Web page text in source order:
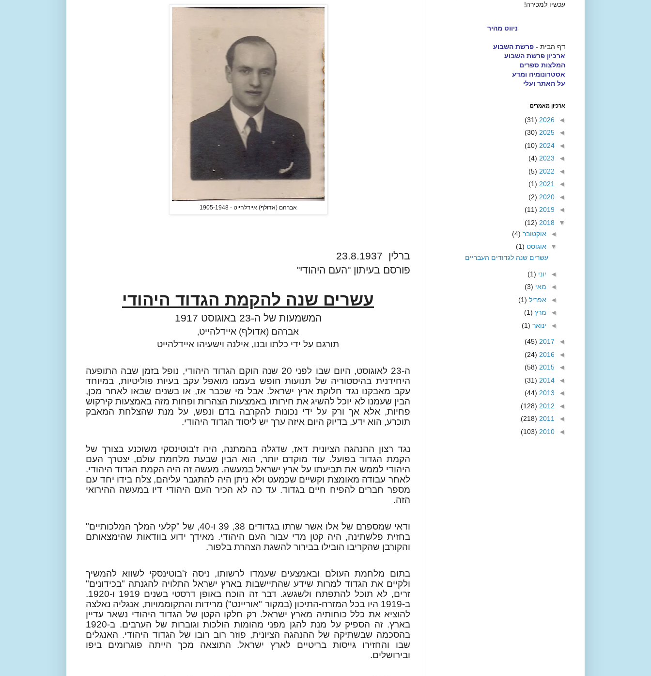
אברהם (אדולף) איידלהייט - 1905-1948
ברלין 23.8.1937
פורסם בעיתון "העם היהודי"
עשרים שנה להקמת הגדוד היהודי
המשמעות של ה-23 באוגוסט 1917
אברהם (אדולף) איידלהייט,
תורגם על ידי כלתו ובנו, אילנה וישעיהו איידלהייט
ה-23 לאוגוסט, היום שבו לפני 20 שנה הוקם הגדוד היהודי, נופל בזמן שבה התופעה
היחידנית בהיסטוריה של תנועות חופש בעמנו מואפל עקב בעיות פוליטיות, במיוחד
עקב מאבקנו נגד חלוקת ארץ ישראל. אבל מי שכבר אז, או בשנים שבאו לאחר מכן,
הבין שעמנו לא יוכל להשיג את חירותו באמצעות הצהרות ופחות מזה באמצעות קירקוש
פחיות, אלא אך ורק על ידי נכונות להקרבה בדם ונפש, על מנת שהצלחת המאבק
תוכרע, הוא ידע, בדיוק היום איזה ערך יש ליסוד הגדוד היהודי.
נגד רצון ההנהגה הציונית דאז, שדגלה בהמתנה, היה ז'בוטינסקי משוכנע בצורך של
הקמת הגדוד בפועל. עוד מוקדם יותר, הוא הבין שבעת מלחמת עולם, יצטרך העם
היהודי לממש את תביעתו על ארץ ישראל במעשה. מעשה זה היה הקמת הגדוד היהודי.
לאחר עבודה מאומצת וקשיים שכמעט ולא ניתן היה להתגבר עליהם, צלח בידו יחד עם
מספר חברים להפיח חיים בגדוד. עד כה לא הכיר העם היהודי דיו במעשה ההירואי
הזה.
ודאי שמספרם של אלו אשר שרתו בגדודים 38, 39 ו-40, של "קלעי המלך המלכותיים"
בחזית פלשתינה, היה קטן מדי עבור העם היהודי. מאידך ידוע בוודאות שהימצאותם
והקורבן שהקריבו הובילו בבירור להשגת הצהרת בלפור.
בתום מלחמת העולם ובאמצעים שעמדו לרשותו, ניסה ז'בוטינסקי לשווא להמשיך
ולקיים את הגדוד למרות שידע שהתיישבות בארץ ישראל התלויה להגנתה "בכידונים"
זרים, לא תוכל להתפתח ולשגשג. דבר זה הוכח באופן דרסטי בשנים 1919 ו-1920.
ב-1919 היו בכל המזרח-התיכון (במקור "אוריינט") מרידות והתקוממויות, אנגליה נאלצה
להוציא את כלל כוחותיה מארץ ישראל. רק חלקו הקטן של הגדוד היהודי נשאר עדיין
בארץ. זה הספיק על מנת להגן מפני מהומות הולכות וגוברות של הערבים. ב-1920
בהסכמה שבשתיקה של ההנהגה הציונית, פוזר רוב רובו של הגדוד היהודי. האנגלים
שבו והחזירו גייסות בריטיים לארץ ישראל. התוצאה מכך הייתה פוגרומים ביפו
ובירושלים.
עכשיו למכירה!
ניווט מהיר
דף הבית - פרשת השבוע
ארכיון פרשת השבוע
המלצות ספרים
אסטרונומיה ומדע
על האתר ועלי
ארכיון מאמרים
◄
2026
(31)
◄
2025
(30)
◄
2024
(10)
◄
2023
(4)
◄
2022
(5)
◄
2021
(1)
◄
2020
(2)
◄
2019
(11)
▼
2018
(12)
◄ אוקטובר (4)
▼ אוגוסט (1)
עשרים שנה לגדודים העבריים
◄ יוני (1)
◄ מאי (3)
◄ אפריל (1)
◄ מרץ (1)
◄ ינואר (1)
◄
2017
(45)
◄
2016
(24)
◄
2015
(58)
◄
2014
(31)
◄
2013
(44)
◄
2012
(128)
◄
2011
(218)
◄
2010
(103)